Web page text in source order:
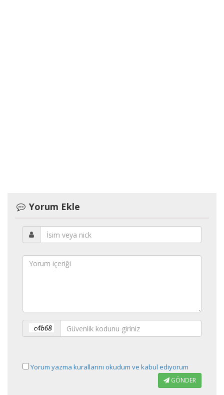
Yorum Ekle
Yorum yazma kurallarını okudum ve kabul ediyorum
GÖNDER